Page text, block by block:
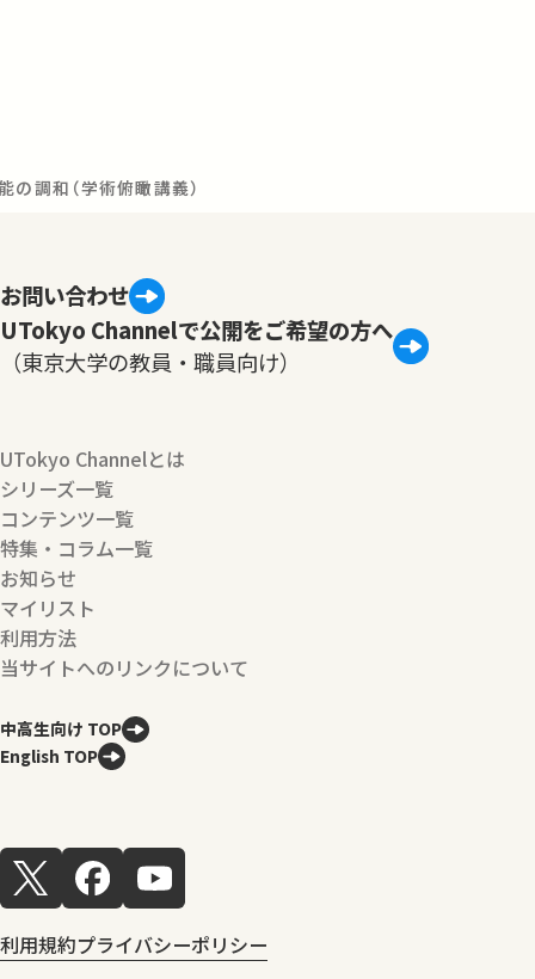
調和（学術俯瞰講義）
お問い合わせ
UTokyo Channelで公開をご希望の方へ
（東京大学の教員・職員向け）
UTokyo Channelとは
シリーズ一覧
コンテンツ一覧
特集・コラム一覧
お知らせ
マイリスト
利用方法
当サイトへのリンクについて
中高生向け TOP
English TOP
利用規約プライバシーポリシー